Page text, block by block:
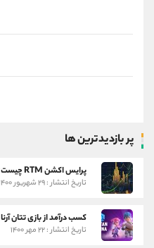
پر بازدیدترین ها
پرایس اکشن RTM چیست؟
تاریخ انتشار : ۲۹ شهریور ۱۴۰۰
کسب درآمد از بازی تتان آرنا
تاریخ انتشار : ۲۲ مهر ۱۴۰۰